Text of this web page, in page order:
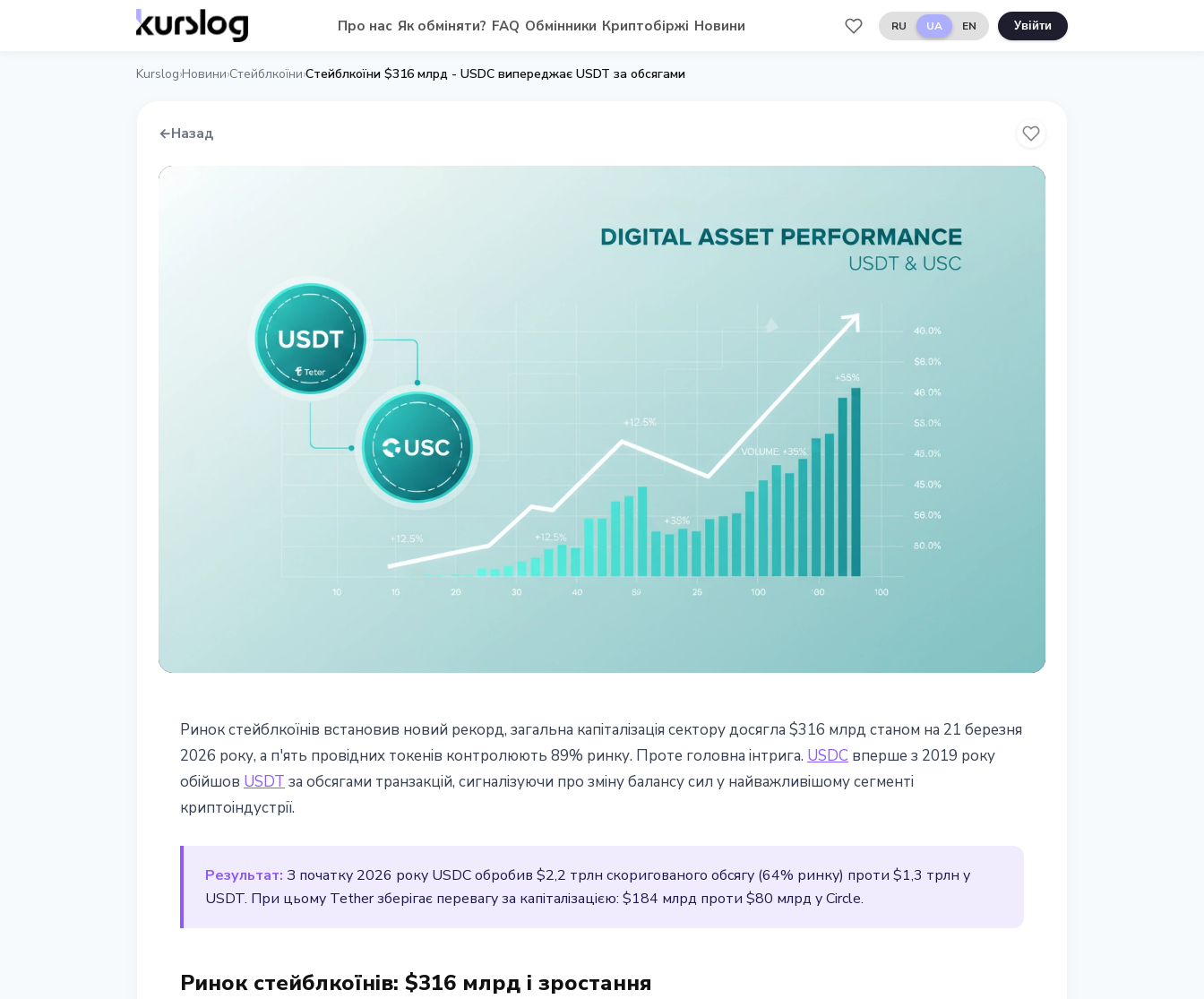
Про нас Як обміняти? FAQ Обмінники Криптобіржі Новини RU UA EN Увійти
Kurslog›Новини›Стейблкоїни›Стейблкоїни $316 млрд - USDC випереджає USDT за обсягами
←Назад
Ринок стейблкоїнів досяг $316 млрд - USDC
обійшов USDT за обсягами
Ринок стейблкоїнів встановив новий рекорд, загальна капіталізація сектору досягла $316 млрд станом на 21 березня
2026 року, а п'ять провідних токенів контролюють 89% ринку. Проте головна інтрига. USDC вперше з 2019 року
обійшов USDT за обсягами транзакцій, сигналізуючи про зміну балансу сил у найважливішому сегменті
криптоіндустрії.
Результат: З початку 2026 року USDC обробив $2,2 трлн скоригованого обсягу (64% ринку) проти $1,3 трлн у
USDT. При цьому Tether зберігає перевагу за капіталізацією: $184 млрд проти $80 млрд у Circle.
Ринок стейблкоїнів: $316 млрд і зростання